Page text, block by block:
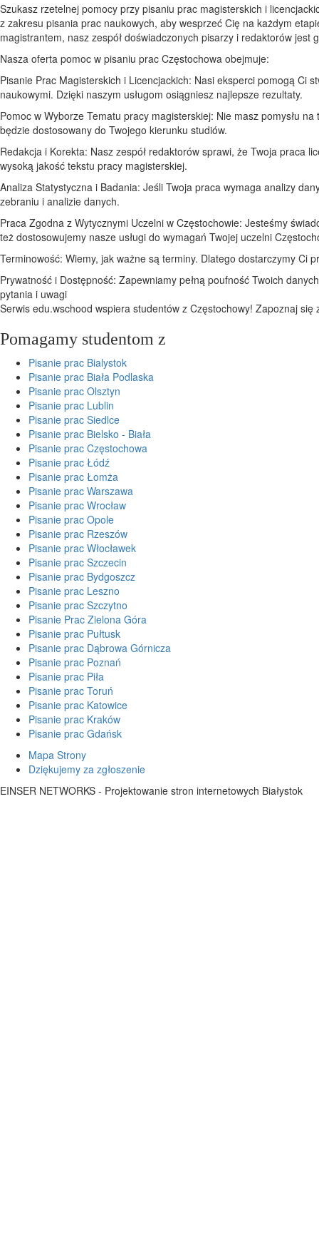
Szukasz rzetelnej pomocy przy pisaniu prac magisterskich i
z zakresu pisania prac naukowych, aby wesprzeć Cię na każdym
magistrantem, nasz zespół doświadczonych pisarzy i redaktorów jest
Nasza oferta pomoc w pisaniu prac Częstochowa obejmuje:
Pisanie Prac Magisterskich i Licencjackich: Nasi eksperci pomogą Ci
naukowymi. Dzięki naszym usługom osiągniesz najlepsze rezultaty.
Pomoc w Wyborze Tematu pracy magisterskiej: Nie masz pomysłu
będzie dostosowany do Twojego kierunku studiów.
Redakcja i Korekta: Nasz zespół redaktorów sprawi, że Twoja praca
wysoką jakość tekstu pracy magisterskiej.
Analiza Statystyczna i Badania: Jeśli Twoja praca wymaga analizy
zebraniu i analizie danych.
Praca Zgodna z Wytycznymi Uczelni w Częstochowie: Jesteśmy
też dostosowujemy nasze usługi do wymagań Twojej uczelni
Terminowość: Wiemy, jak ważne są terminy. Dlatego dostarczymy Ci
Prywatność i Dostępność: Zapewniamy pełną poufność Twoich
pytania i uwagi
Serwis edu.wschood wspiera studentów z Częstochowy! Zapoznaj się
Pomagamy studentom z
Pisanie prac Bialystok
Pisanie prac Biała Podlaska
Pisanie prac Olsztyn
Pisanie prac Lublin
Pisanie prac Siedlce
Pisanie prac Bielsko - Biała
Pisanie prac Częstochowa
Pisanie prac Łódź
Pisanie prac Łomża
Pisanie prac Warszawa
Pisanie prac Wrocław
Pisanie prac Opole
Pisanie prac Rzeszów
Pisanie prac Włocławek
Pisanie prac Szczecin
Pisanie prac Bydgoszcz
Pisanie prac Leszno
Pisanie prac Szczytno
Pisanie Prac Zielona Góra
Pisanie prac Pułtusk
Pisanie prac Dąbrowa Górnicza
Pisanie prac Poznań
Pisanie prac Piła
Pisanie prac Toruń
Pisanie prac Katowice
Pisanie prac Kraków
Pisanie prac Gdańsk
Mapa Strony
Dziękujemy za zgłoszenie
EINSER NETWORKS - Projektowanie stron internetowych Białystok